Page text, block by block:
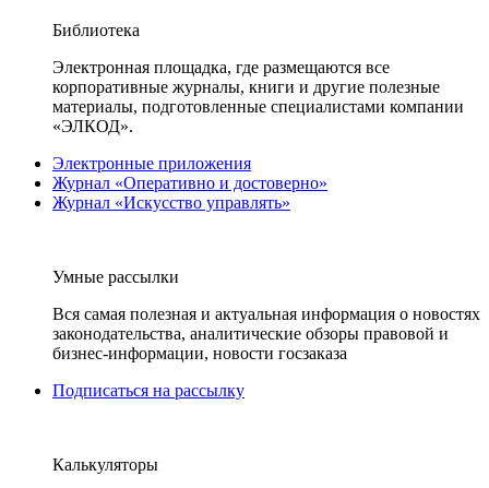
Библиотека
Электронная площадка, где размещаются все
корпоративные журналы, книги и другие полезные
материалы, подготовленные специалистами компании
«ЭЛКОД».
Электронные приложения
Журнал «Оперативно и достоверно»
Журнал «Искусство управлять»
Умные рассылки
Вся самая полезная и актуальная информация о новостях
законодательства, аналитические обзоры правовой и
бизнес-информации, новости госзаказа
Подписаться на рассылку
Калькуляторы